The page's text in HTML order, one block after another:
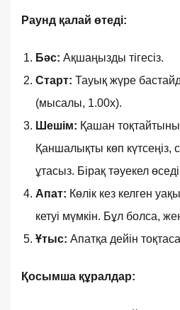
Раунд қалай өтеді:
Бәс: Ақшаңызды тігесіз.
Старт: Тауық жүре
(мысалы, 1.00x).
Шешім: Қашан
Қаншалықты көп күтсеңіз,
ұтасыз. Бірақ тәуекел
Апат: Көлік кез келген
кетуі мүмкін. Бұл болса,
Ұтыс: Апатқа дейін
Қосымша құралдар: